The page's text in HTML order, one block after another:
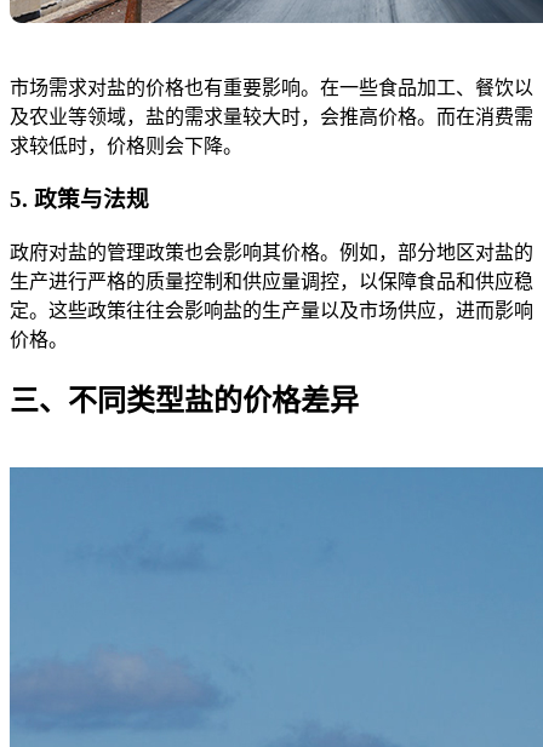
市场需求对盐的价格也有重要影响。在一些食品加工、餐饮以
及农业等领域，盐的需求量较大时，会推高价格。而在消费需
求较低时，价格则会下降。
5. 政策与法规
政府对盐的管理政策也会影响其价格。例如，部分地区对盐的
生产进行严格的质量控制和供应量调控，以保障食品和供应稳
定。这些政策往往会影响盐的生产量以及市场供应，进而影响
价格。
三、不同类型盐的价格差异